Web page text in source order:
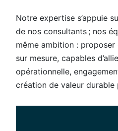
Notre expertise s’appuie
de nos consultants ; nos
même ambition :
sur mesure, capables
opérationnelle,
création de valeur durable